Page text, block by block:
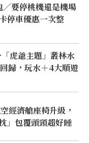
要停桃機還是機場
停車優惠一次整
「虎爺主題」叢林水
歸，玩水＋4大順遊
經濟艙座椅升級，
」包覆頭頸超好睡